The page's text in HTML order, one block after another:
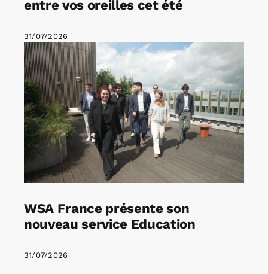
entre vos oreilles cet été
31/07/2026
WSA France présente son
nouveau service Education
31/07/2026